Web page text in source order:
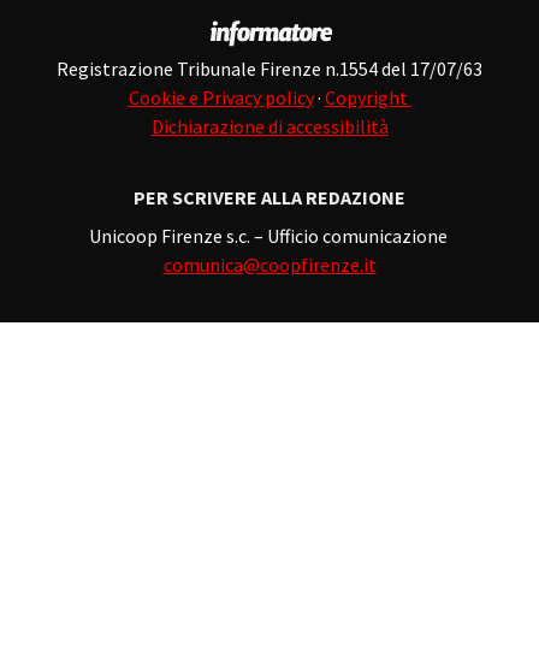
Registrazione Tribunale Firenze n.1554 del 17/07/63
Cookie e Privacy policy· Copyright
Dichiarazione di accessibilità
PER SCRIVERE ALLA REDAZIONE
Unicoop Firenze s.c. – Ufficio comunicazione
comunica@coopfirenze.it